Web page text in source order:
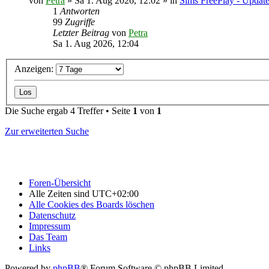
1 Antworten
99 Zugriffe
Letzter Beitrag von Petra
Sa 1. Aug 2026, 12:04
Anzeigen:
Die Suche ergab 4 Treffer • Seite 1 von 1
Zur erweiterten Suche
Foren-Übersicht
Alle Zeiten sind UTC+02:00
Alle Cookies des Boards löschen
Datenschutz
Impressum
Das Team
Links